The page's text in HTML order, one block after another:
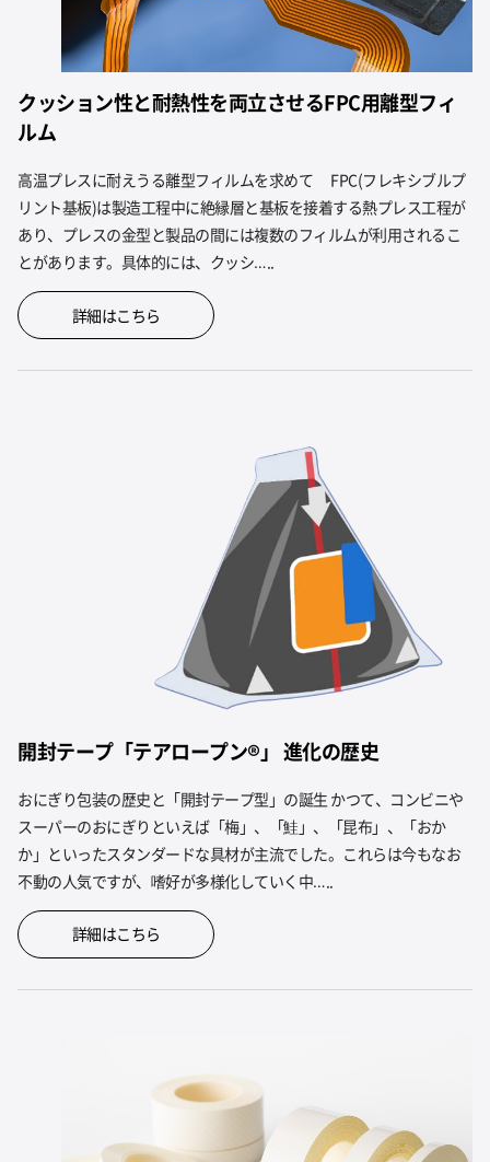
クッション性と耐熱性を両立させるFPC用離型フィ
ルム
高温プレスに耐えうる離型フィルムを求めて FPC(フレキシブルプ
リント基板)は製造工程中に絶縁層と基板を接着する熱プレス工程が
あり、プレスの金型と製品の間には複数のフィルムが利用されるこ
とがあります。具体的には、クッシ…..
詳細はこちら
開封テープ「テアロープン®」 進化の歴史
おにぎり包装の歴史と「開封テープ型」の誕生 かつて、コンビニや
スーパーのおにぎりといえば「梅」、「鮭」、「昆布」、「おか
か」といったスタンダードな具材が主流でした。これらは今もなお
不動の人気ですが、嗜好が多様化していく中…..
詳細はこちら